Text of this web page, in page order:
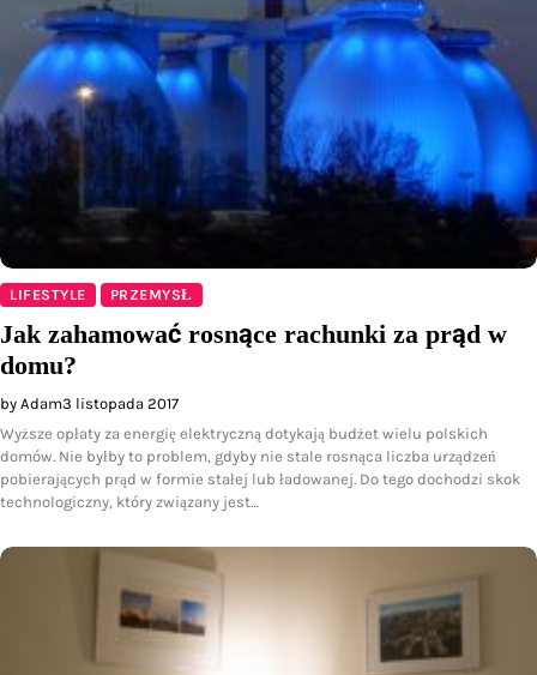
LIFESTYLE PRZEMYSŁ
Jak zahamować rosnące rachunki za prąd w
domu?
by Adam3 listopada 2017
Wyższe opłaty za energię elektryczną dotykają budżet wielu polskich
domów. Nie byłby to problem, gdyby nie stale rosnąca liczba urządzeń
pobierających prąd w formie stałej lub ładowanej. Do tego dochodzi skok
technologiczny, który związany jest…